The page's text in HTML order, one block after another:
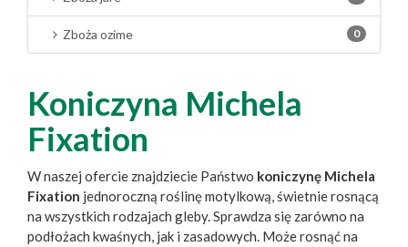
Zboża ozime 0
Koniczyna Michela
Fixation
W naszej ofercie znajdziecie Państwo koniczynę Michela
Fixation jednoroczną roślinę motylkową, świetnie rosnącą
na wszystkich rodzajach gleby. Sprawdza się zarówno na
podłożach kwaśnych, jak i zasadowych. Może rosnąć na